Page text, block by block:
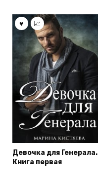
Девочка для Генерала.
Книга первая